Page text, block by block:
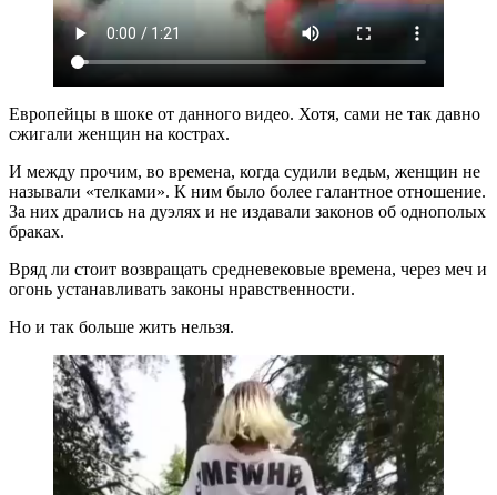
Европейцы в шоке от данного видео. Хотя, сами не так давно
сжигали женщин на кострах.
И между прочим, во времена, когда судили ведьм, женщин не
называли «телками». К ним было более галантное отношение.
За них дрались на дуэлях и не издавали законов об однополых
браках.
Вряд ли стоит возвращать средневековые времена, через меч и
огонь устанавливать законы нравственности.
Но и так больше жить нельзя.